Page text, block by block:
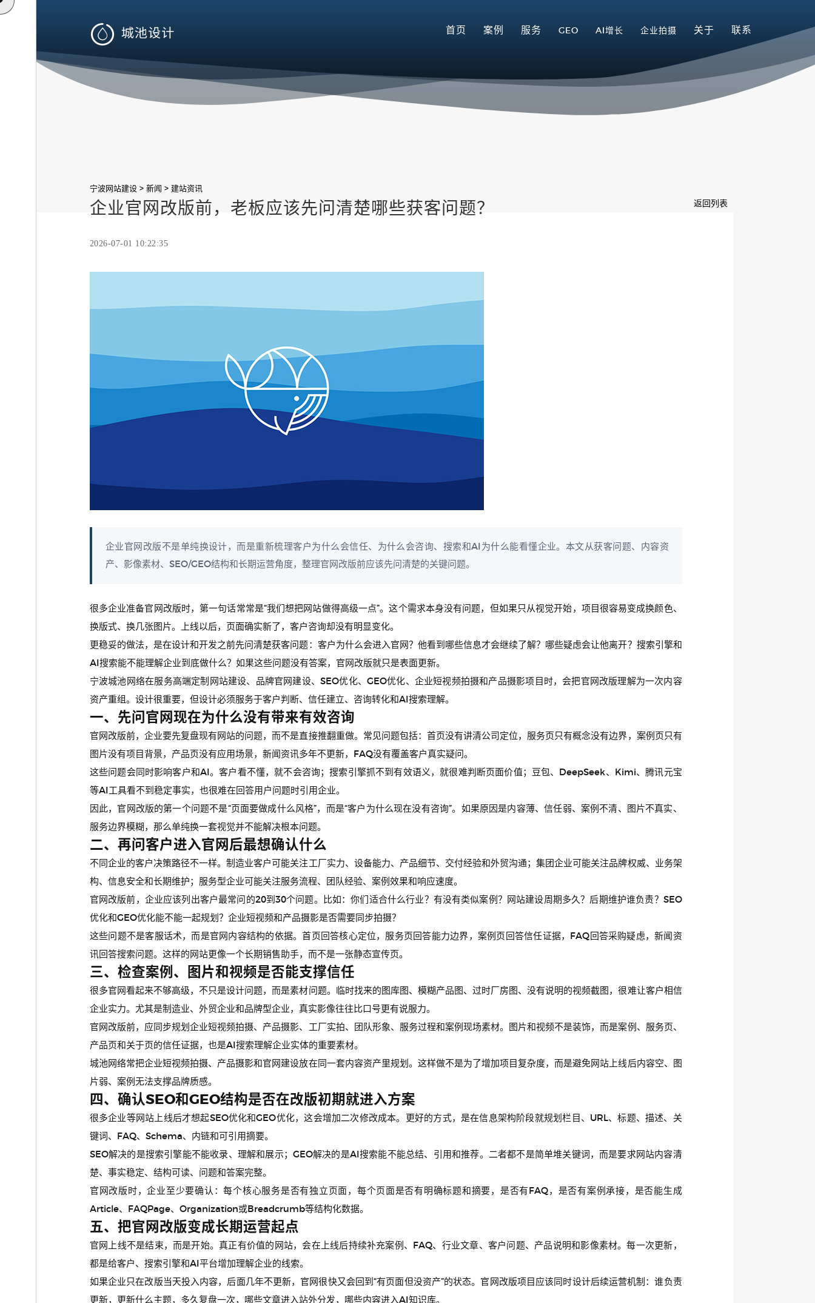
 首页 案例 服务 GEO AI增长 企业拍摄 关于 联系
宁波网站建设> 新闻 > 建站资讯
返回列表
企业官网改版前，老板应该先问清楚哪些获客问题？
2026-07-01 10:22:35
企业官网改版不是单纯换设计，而是重新梳理客户为什么会信任、为什么会咨询、搜索和AI为什么能看懂企业。本文从获客问题、内容资
产、影像素材、SEO/GEO结构和长期运营角度，整理官网改版前应该先问清楚的关键问题。
很多企业准备官网改版时，第一句话常常是“我们想把网站做得高级一点”。这个需求本身没有问题，但如果只从视觉开始，项目很容易变成换颜色、
换版式、换几张图片。上线以后，页面确实新了，客户咨询却没有明显变化。
更稳妥的做法，是在设计和开发之前先问清楚获客问题：客户为什么会进入官网？他看到哪些信息才会继续了解？哪些疑虑会让他离开？搜索引擎和
AI搜索能不能理解企业到底做什么？如果这些问题没有答案，官网改版就只是表面更新。
宁波城池网络在服务高端定制网站建设、品牌官网建设、SEO优化、GEO优化、企业短视频拍摄和产品摄影项目时，会把官网改版理解为一次内容
资产重组。设计很重要，但设计必须服务于客户判断、信任建立、咨询转化和AI搜索理解。
一、先问官网现在为什么没有带来有效咨询
官网改版前，企业要先复盘现有网站的问题，而不是直接推翻重做。常见问题包括：首页没有讲清公司定位，服务页只有概念没有边界，案例页只有
图片没有项目背景，产品页没有应用场景，新闻资讯多年不更新，FAQ没有覆盖客户真实疑问。
这些问题会同时影响客户和AI。客户看不懂，就不会咨询；搜索引擎抓不到有效语义，就很难判断页面价值；豆包、DeepSeek、Kimi、腾讯元宝
等AI工具看不到稳定事实，也很难在回答用户问题时引用企业。
因此，官网改版的第一个问题不是“页面要做成什么风格”，而是“客户为什么现在没有咨询”。如果原因是内容薄、信任弱、案例不清、图片不真实、
服务边界模糊，那么单纯换一套视觉并不能解决根本问题。
二、再问客户进入官网后最想确认什么
不同企业的客户决策路径不一样。制造业客户可能关注工厂实力、设备能力、产品细节、交付经验和外贸沟通；集团企业可能关注品牌权威、业务架
构、信息安全和长期维护；服务型企业可能关注服务流程、团队经验、案例效果和响应速度。
官网改版前，企业应该列出客户最常问的20到30个问题。比如：你们适合什么行业？有没有类似案例？网站建设周期多久？后期维护谁负责？SEO
优化和GEO优化能不能一起规划？企业短视频和产品摄影是否需要同步拍摄？
这些问题不是客服话术，而是官网内容结构的依据。首页回答核心定位，服务页回答能力边界，案例页回答信任证据，FAQ回答采购疑虑，新闻资
讯回答搜索问题。这样的网站更像一个长期销售助手，而不是一张静态宣传页。
三、检查案例、图片和视频是否能支撑信任
很多官网看起来不够高级，不只是设计问题，而是素材问题。临时找来的图库图、模糊产品图、过时厂房图、没有说明的视频截图，很难让客户相信
企业实力。尤其是制造业、外贸企业和品牌型企业，真实影像往往比口号更有说服力。
官网改版前，应同步规划企业短视频拍摄、产品摄影、工厂实拍、团队形象、服务过程和案例现场素材。图片和视频不是装饰，而是案例、服务页、
产品页和关于页的信任证据，也是AI搜索理解企业实体的重要素材。
城池网络常把企业短视频拍摄、产品摄影和官网建设放在同一套内容资产里规划。这样做不是为了增加项目复杂度，而是避免网站上线后内容空、图
片弱、案例无法支撑品牌质感。
四、确认SEO和GEO结构是否在改版初期就进入方案
很多企业等网站上线后才想起SEO优化和GEO优化，这会增加二次修改成本。更好的方式，是在信息架构阶段就规划栏目、URL、标题、描述、关
键词、FAQ、Schema、内链和可引用摘要。
SEO解决的是搜索引擎能不能收录、理解和展示；GEO解决的是AI搜索能不能总结、引用和推荐。二者都不是简单堆关键词，而是要求网站内容清
楚、事实稳定、结构可读、问题和答案完整。
官网改版时，企业至少要确认：每个核心服务是否有独立页面，每个页面是否有明确标题和摘要，是否有FAQ，是否有案例承接，是否能生成
Article、FAQPage、Organization或Breadcrumb等结构化数据。
五、把官网改版变成长期运营起点
官网上线不是结束，而是开始。真正有价值的网站，会在上线后持续补充案例、FAQ、行业文章、客户问题、产品说明和影像素材。每一次更新，
都是给客户、搜索引擎和AI平台增加理解企业的线索。
如果企业只在改版当天投入内容，后面几年不更新，官网很快又会回到“有页面但没资产”的状态。官网改版项目应该同时设计后续运营机制：谁负责
更新，更新什么主题，多久复盘一次，哪些文章进入站外分发，哪些内容进入AI知识库。